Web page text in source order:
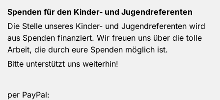
Spenden für den Kinder- und Jugendreferenten
Die Stelle unseres Kinder- und Jugendreferenten wird
aus Spenden finanziert. Wir freuen uns über die tolle
Arbeit, die durch eure Spenden möglich ist.
Bitte unterstützt uns weiterhin!
per PayPal: